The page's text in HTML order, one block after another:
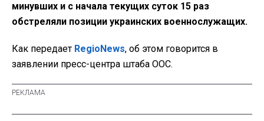
минувших и с начала текущих суток 15 раз
обстреляли позиции украинских военнослужащих.
Как передает RegioNews, об этом говорится в
заявлении пресс-центра штаба ООС.